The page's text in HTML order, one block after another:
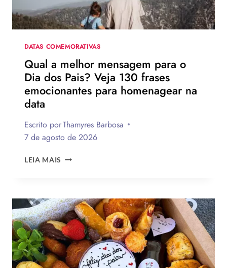
DATAS COMEMORATIVAS
Qual a melhor mensagem para o
Dia dos Pais? Veja 130 frases
emocionantes para homenagear na
data
Escrito porThamyres Barbosa
7 de agosto de 2026
LEIA MAIS QUAL
PARA
O
DIA
DOS
PAIS?
VEJA
130